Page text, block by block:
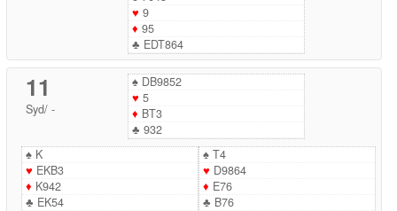
♥ 9
♦ 95
♣ EDT864
11
Syd/ -
♠DB9852
♥ 5
♦ BT3
♣ 932
♠K
♥ EKB3
♦ K942
♣ EK54
♠T4
♥ D9864
♦ E76
♣ B76